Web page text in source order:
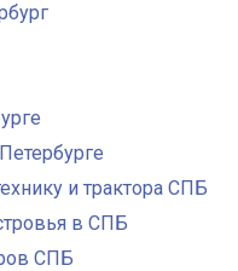
и трактора СПБ
в СПБ
СПБ